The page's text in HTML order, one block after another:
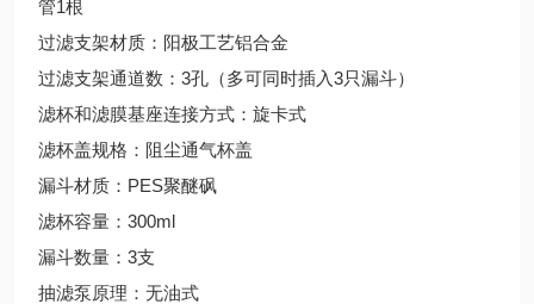
管1根
过滤支架材质：阳极工艺铝合金
过滤支架通道数：3孔（多可同时插入3只漏斗）
滤杯和滤膜基座连接方式：旋卡式
滤杯盖规格：阻尘通气杯盖
漏斗材质：PES聚醚砜
滤杯容量：300ml
漏斗数量：3支
抽滤泵原理：无油式